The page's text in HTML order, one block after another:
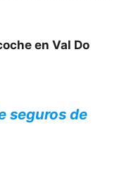
en Val Do
seguros de